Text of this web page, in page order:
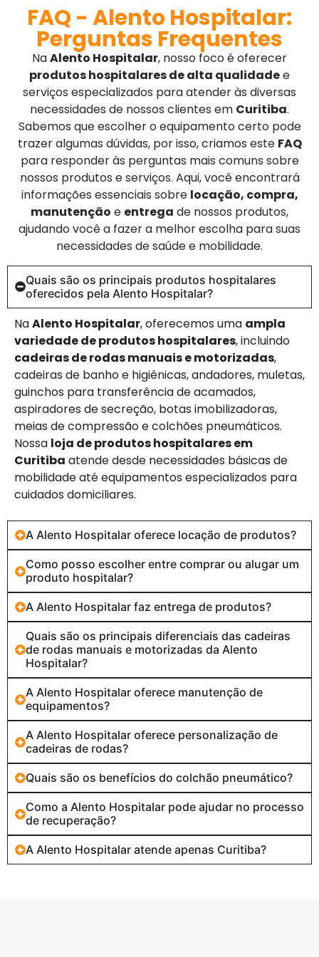
FAQ - Alento Hospitalar:
Perguntas Frequentes
NaAlento Hospitalar, nosso foco é oferecer
produtos hospitalares de alta qualidadee
serviços especializados para atender às diversas
necessidades de nossos clientes em Curitiba.
Sabemos que escolher o equipamento certo pode
trazer algumas dúvidas, por isso, criamos este FAQ
para responder às perguntas mais comuns sobre
nossos produtos e serviços. Aqui, você encontrará
informações essenciais sobre locação, compra,
manutenção e entrega de nossos produtos,
ajudando você a fazer a melhor escolha para suas
necessidades de saúde e mobilidade.
Quais são os principais produtos hospitalares
oferecidos pela Alento Hospitalar?
NaAlento Hospitalar, oferecemos uma ampla
variedade de produtos hospitalares, incluindo
cadeiras de rodas manuais e motorizadas,
cadeiras de banho e higiênicas, andadores, muletas,
guinchos para transferência de acamados,
aspiradores de secreção, botas imobilizadoras,
meias de compressão e colchões pneumáticos.
Nossa loja de produtos hospitalares em
Curitiba atende desde necessidades básicas de
mobilidade até equipamentos especializados para
cuidados domiciliares.
A Alento Hospitalar oferece locação de produtos?
Como posso escolher entre comprar ou alugar um
produto hospitalar?
A Alento Hospitalar faz entrega de produtos?
Quais são os principais diferenciais das cadeiras
de rodas manuais e motorizadas da Alento
Hospitalar?
A Alento Hospitalar oferece manutenção de
equipamentos?
A Alento Hospitalar oferece personalização de
cadeiras de rodas?
Quais são os benefícios do colchão pneumático?
Como a Alento Hospitalar pode ajudar no processo
de recuperação?
A Alento Hospitalar atende apenas Curitiba?